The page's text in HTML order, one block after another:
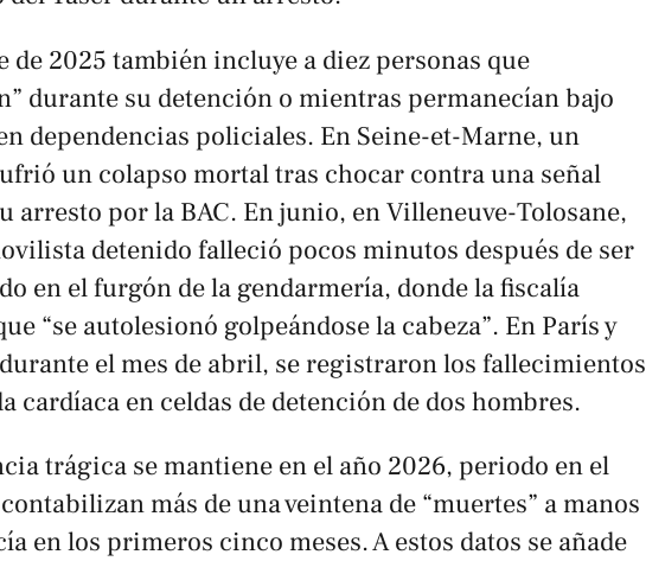
de 2025 también incluye a diez personas que
durante su detención o mientras permanecían bajo
dependencias policiales. En Seine-et-Marne, un
un colapso mortal tras chocar contra una señal
arresto por la BAC. En junio, en Villeneuve-Tolosane,
detenido falleció pocos minutos después de ser
en el furgón de la gendarmería, donde la fiscalía
“se autolesionó golpeándose la cabeza”. En París y
el mes de abril, se registraron los fallecimientos
cardíaca en celdas de detención de dos hombres.
trágica se mantiene en el año 2026, periodo en el
más de una veintena de “muertes” a manos
en los primeros cinco meses. A estos datos se añade